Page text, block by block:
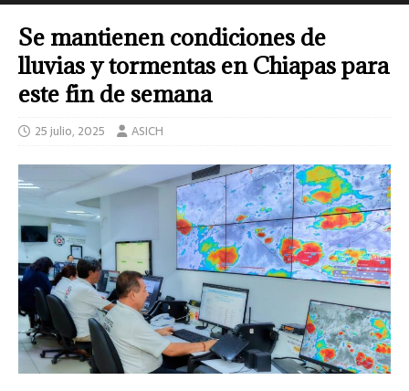
Se mantienen condiciones de
lluvias y tormentas en Chiapas para
este fin de semana
25 julio, 2025 ASICH